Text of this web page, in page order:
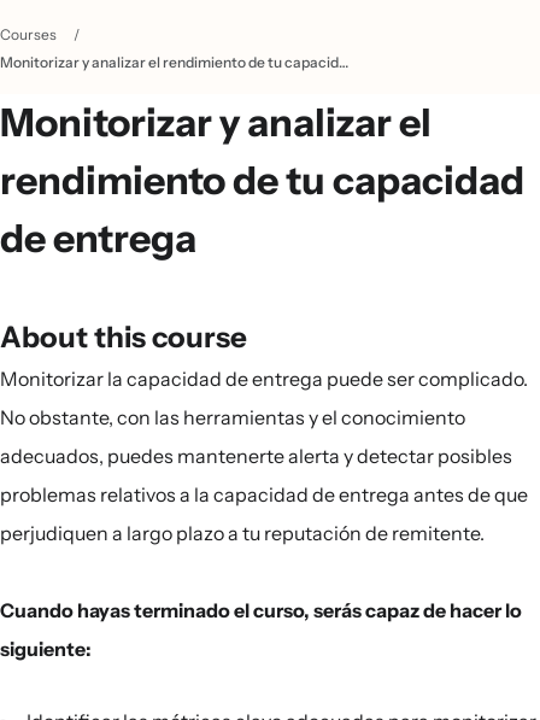
Courses
/
Monitorizar y analizar el rendimiento de tu capacidad de entrega
Monitorizar y analizar el
rendimiento de tu capacidad
de entrega
About this course
Monitorizar la capacidad de entrega puede ser complicado.
No obstante, con las herramientas y el conocimiento
adecuados, puedes mantenerte alerta y detectar posibles
problemas relativos a la capacidad de entrega antes de que
perjudiquen a largo plazo a tu reputación de remitente.
Cuando hayas terminado el curso, serás capaz de hacer lo
siguiente: